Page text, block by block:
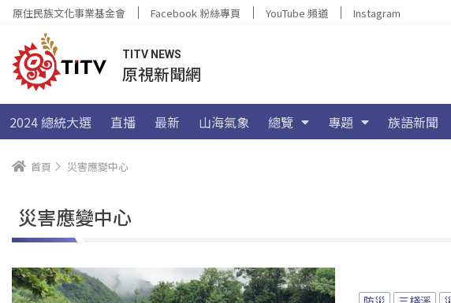
原住民族文化事業基金會 Facebook 粉絲專頁 YouTube 頻道 Instagram
TITV NEWS
原視新聞網
2024 總統大選 直播 最新 山海氣象 總覽 專題 族語新聞
首頁 災害應變中心
災害應變中心